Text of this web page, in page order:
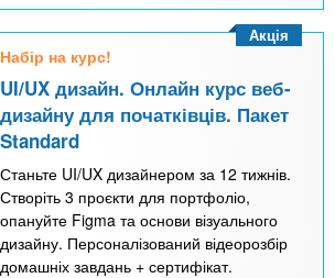
Набір на курс!
UI/UX дизайн. Онлайн курс веб-
дизайну для початківців. Пакет
Standard
Станьте UI/UX дизайнером за 12 тижнів.
Створіть 3 проєкти для портфоліо,
опануйте Figma та основи візуального
дизайну. Персоналізований відеорозбір
домашніх завдань + сертифікат.
Акція